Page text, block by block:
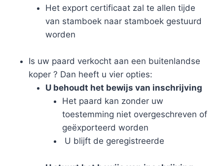
Het export certificaat zal te allen tijde
van stamboek naar stamboek gestuurd
worden
Is uw paard verkocht aan een buitenlandse
koper ? Dan heeft u vier opties:
U behoudt het bewijs van inschrijving
Het paard kan zonder uw
toestemming niet overgeschreven of
geëxporteerd worden
U blijft de geregistreerde